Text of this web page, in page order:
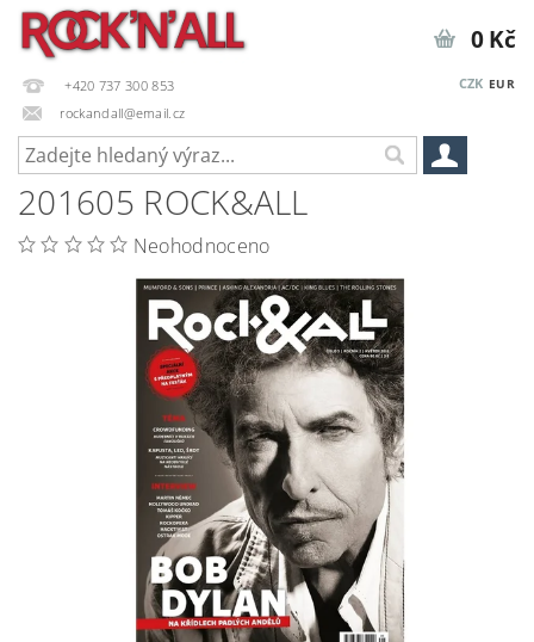
+420 737 300 853
rockandall@email.cz
CZK EUR
0 Kč
201605 ROCK&ALL
Neohodnoceno